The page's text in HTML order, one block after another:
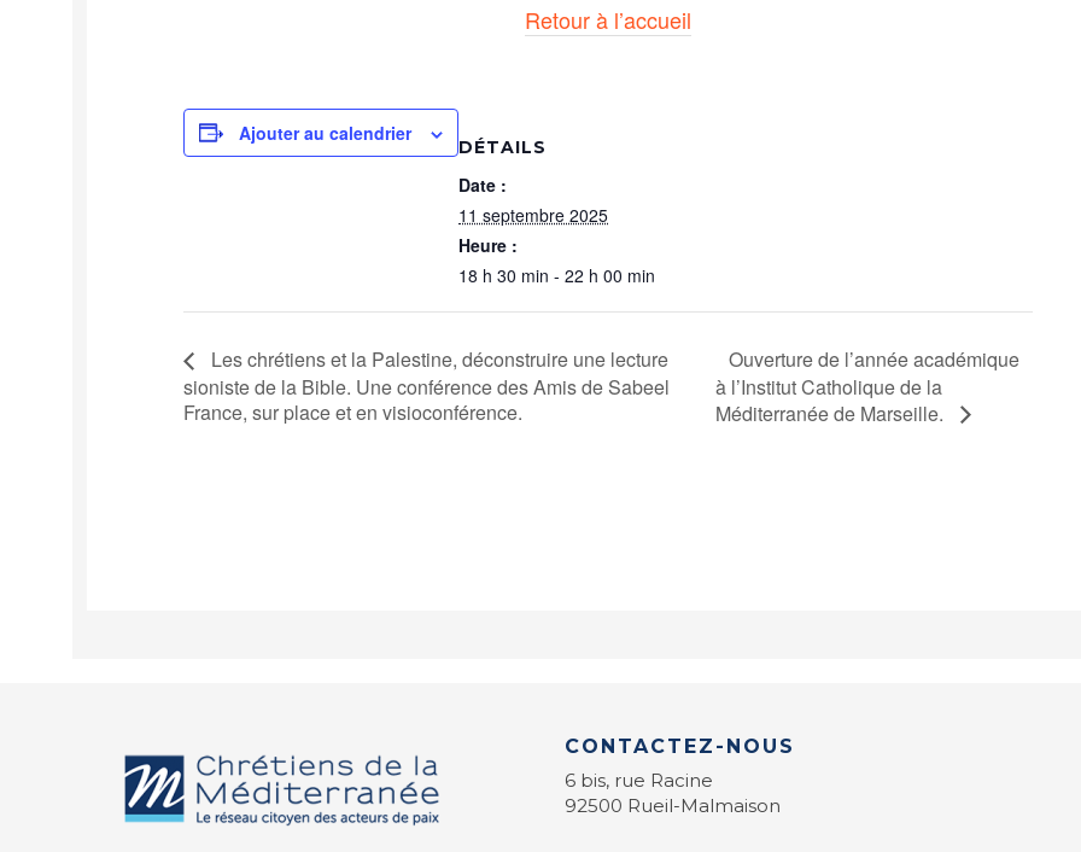
Retour à l’accueil
Ajouter au calendrier
DÉTAILS
Date :
11 septembre 2025
Heure :
18 h 30 min - 22 h 00 min
Les chrétiens et la Palestine, déconstruire une lecture
sioniste de la Bible. Une conférence des Amis de Sabeel
France, sur place et en visioconférence.
Ouverture de l’année académique
à l’Institut Catholique de la
Méditerranée de Marseille.
CONTACTEZ-NOUS
6 bis, rue Racine
92500 Rueil-Malmaison